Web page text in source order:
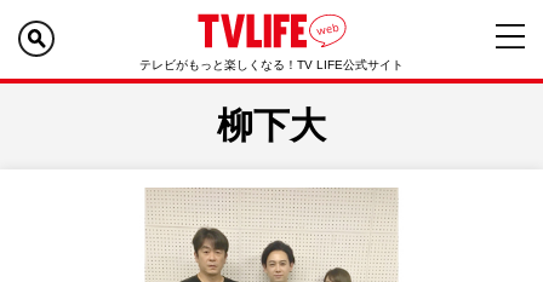
テレビがもっと楽しくなる！TV LIFE公式サイト
柳下大